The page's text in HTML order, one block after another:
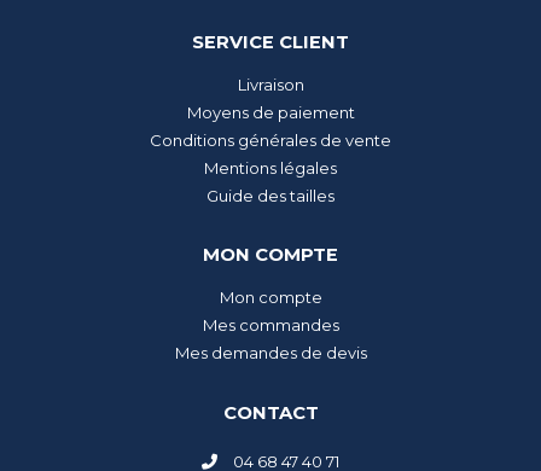
SERVICE CLIENT
Livraison
Moyens de paiement
Conditions générales de vente
Mentions légales
Guide des tailles
MON COMPTE
Mon compte
Mes commandes
Mes demandes de devis
CONTACT
04 68 47 40 71